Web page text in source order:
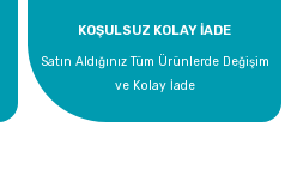
KOŞULSUZ KOLAY İADE
Satın Aldığınız Tüm Ürünlerde Değişim
ve Kolay İade